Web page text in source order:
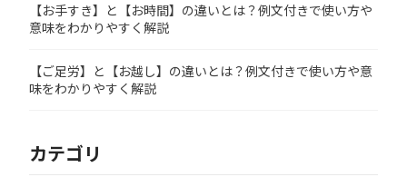
【お手すき】と【お時間】の違いとは？例文付きで使い方や
意味をわかりやすく解説
【ご足労】と【お越し】の違いとは？例文付きで使い方や意
味をわかりやすく解説
カテゴリ